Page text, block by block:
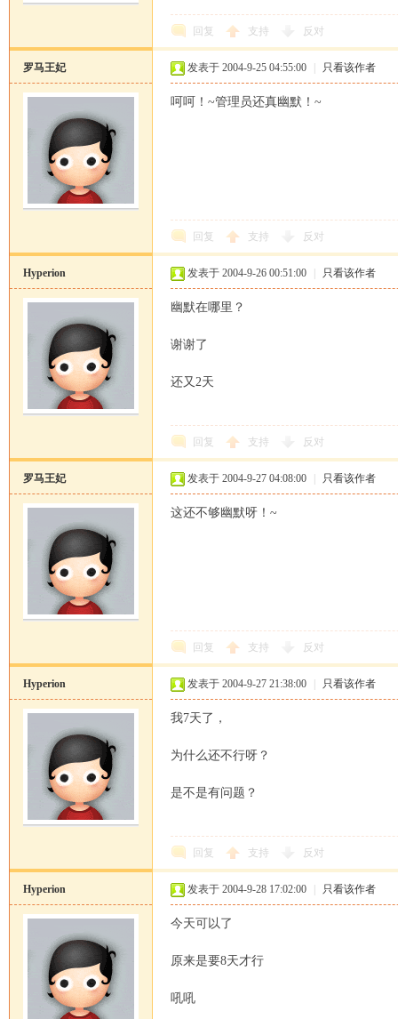
回复 支持 反对
罗马王妃 发表于 2004-9-25 04:55:00 只看该作者
呵呵！~管理员还真幽默！~
回复 支持 反对
Hyperion 发表于 2004-9-26 00:51:00 只看该作者
幽默在哪里？
谢谢了
还又2天
回复 支持 反对
罗马王妃 发表于 2004-9-27 04:08:00 只看该作者
这还不够幽默呀！~
回复 支持 反对
Hyperion 发表于 2004-9-27 21:38:00 只看该作者
我7天了，
为什么还不行呀？
是不是有问题？
回复 支持 反对
Hyperion 发表于 2004-9-28 17:02:00 只看该作者
今天可以了
原来是要8天才行
吼吼